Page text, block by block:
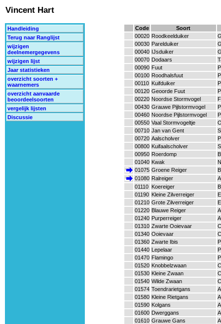
Vincent Hart
Handleiding
Terug naar Ranglijst
wijzigen
deelnemergegevens
wijzigen lijst
Jaar statistieken
overzicht soorten +
waarnemers
overzicht aanvaarde
beoordeelsoorten
vergelijk lijsten
Discussie
Code
Soort
00020 Roodkeelduiker
00030 Parelduiker
00040 IJsduiker
00070 Dodaars
00090 Fuut
00100 Roodhalsfuut
00110 Kuifduiker
00120 Geoorde Fuut
00220 Noordse Stormvogel
00430 Grauwe Pijlstormvogel
00460 Noordse Pijlstormvogel
00550 Vaal Stormvogeltje
00710 Jan van Gent
00720 Aalscholver
00800 Kuifaalscholver
00950 Roerdomp
01040 Kwak
01075 Groene Reiger
01080 Ralreiger
01110
Koereiger
01190 Kleine Zilverreiger
01210 Grote Zilverreiger
01220 Blauwe Reiger
01240 Purperreiger
01310 Zwarte Ooievaar
01340 Ooievaar
01360 Zwarte Ibis
01440 Lepelaar
01470 Flamingo
01520 Knobbelzwaan
01530 Kleine Zwaan
01540 Wilde Zwaan
01574 Toendrarietgans
01580 Kleine Rietgans
01590 Kolgans
01600 Dwerggans
01610 Grauwe Gans